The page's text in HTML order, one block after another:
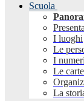
Scuola
I luoghi
Le
I
Le
La